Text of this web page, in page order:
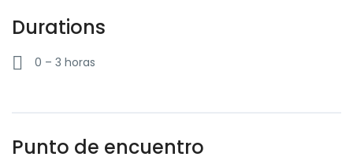
Durations
0 – 3 horas
Punto de encuentro